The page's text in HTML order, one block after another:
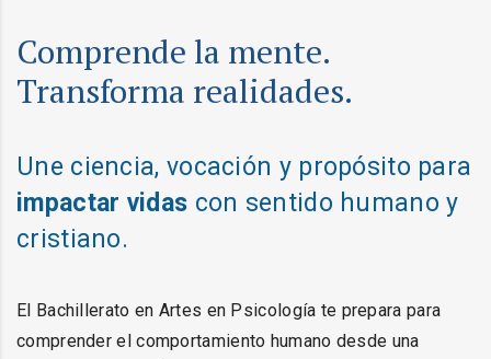
Comprende la mente.
Transforma realidades.
Une ciencia, vocación y propósito para
impactar vidas con sentido humano y
cristiano.
El Bachillerato en Artes en Psicología te prepara para
comprender el comportamiento humano desde una